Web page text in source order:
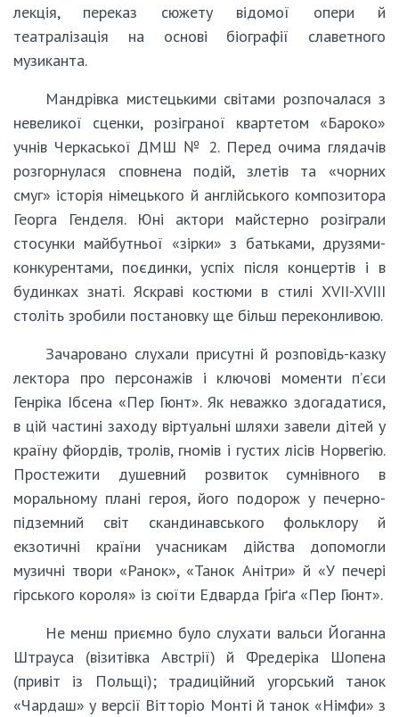
лекція, переказ сюжету відомої опери й
театралізація на основі біографії славетного
музиканта.
Мандрівка мистецькими світами розпочалася з
невеликої сценки, розіграної квартетом «Бароко»
учнів Черкаської ДМШ № 2. Перед очима глядачів
розгорнулася сповнена подій, злетів та «чорних
смуг» історія німецького й англійського композитора
Георга Генделя. Юні актори майстерно розіграли
стосунки майбутньої «зірки» з батьками, друзями-
конкурентами, поєдинки, успіх після концертів і в
будинках знаті. Яскраві костюми в стилі XVII-XVIII
століть зробили постановку ще більш переконливою.
Зачаровано слухали присутні й розповідь-казку
лектора про персонажів і ключові моменти п’єси
Генріка Ібсена «Пер Гюнт». Як неважко здогадатися,
в цій частині заходу віртуальні шляхи завели дітей у
країну фйордів, тролів, гномів і густих лісів Норвегію.
Простежити душевний розвиток сумнівного в
моральному плані героя, його подорож у печерно-
підземний світ скандинавського фольклору й
екзотичні країни учасникам дійства допомогли
музичні твори «Ранок», «Танок Анітри» й «У печері
гірського короля» із сюїти Едварда Ґріґа «Пер Гюнт».
Не менш приємно було слухати вальси Йоганна
Штрауса (візитівка Австрії) й Фредеріка Шопена
(привіт із Польщі); традиційний угорський танок
«Чардаш» у версії Вітторіо Монті й танок «Німфи» з